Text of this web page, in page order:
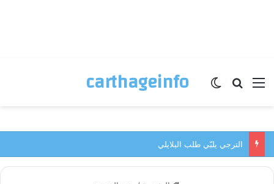
carthageinfo القائمة بحث عنالوضع المظلم
الترجي يلبّي طلب البلايلي